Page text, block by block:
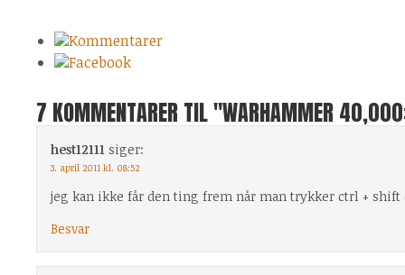
Kommentarer
Facebook
7 KOMMENTARER TIL "WARHAMMER
hest12111 siger:
3. april 2011 kl. 08:52
jeg kan ikke får den ting frem når man trykker ctrl + shift
Besvar